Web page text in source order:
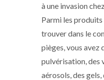
à une invasion
Parmi les
trouver dans le
pièges, vous avez
pulvérisation, des
aérosols, des gels,